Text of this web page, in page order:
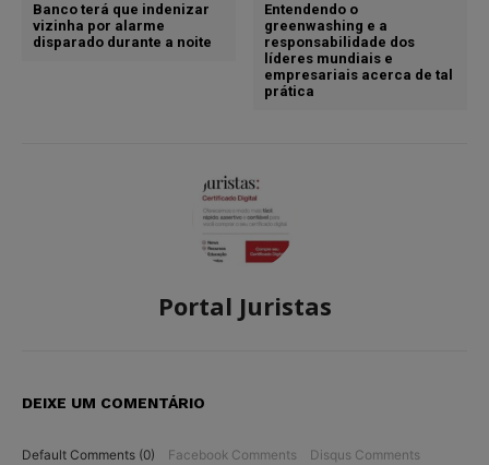
Banco terá que indenizar
vizinha por alarme
disparado durante a noite
Entendendo o
greenwashing e a
responsabilidade dos
líderes mundiais e
empresariais acerca de tal
prática
Portal Juristas
DEIXE UM COMENTÁRIO
Default Comments (0) Facebook Comments Disqus Comments